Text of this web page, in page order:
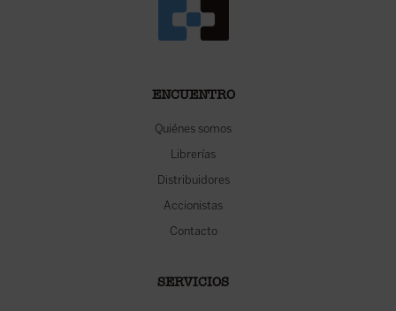
ENCUENTRO
Quiénes somos
Librerías
Distribuidores
Accionistas
Contacto
SERVICIOS